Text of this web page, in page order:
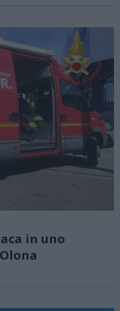
in uno